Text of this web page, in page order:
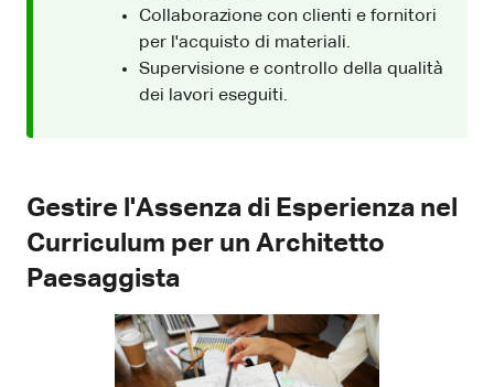
Collaborazione con clienti e fornitori
per l'acquisto di materiali.
Supervisione e controllo della qualità
dei lavori eseguiti.
Gestire l'Assenza di Esperienza nel
Curriculum per un Architetto
Paesaggista